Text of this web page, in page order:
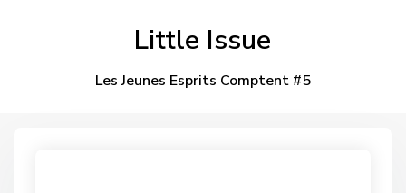
Little Issue
Les Jeunes Esprits Comptent #5